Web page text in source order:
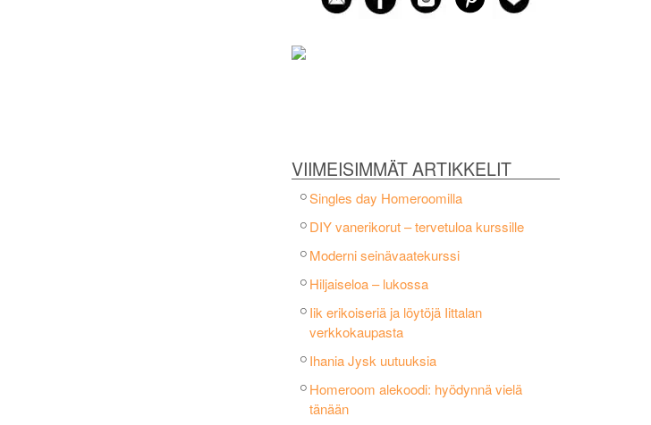
VIIMEISIMMÄT ARTIKKELIT
Singles day Homeroomilla
DIY vanerikorut – tervetuloa kurssille
Moderni seinävaatekurssi
Hiljaiseloa – lukossa
Iik erikoiseriä ja löytöjä Iittalan
verkkokaupasta
Ihania Jysk uutuuksia
Homeroom alekoodi: hyödynnä vielä
tänään